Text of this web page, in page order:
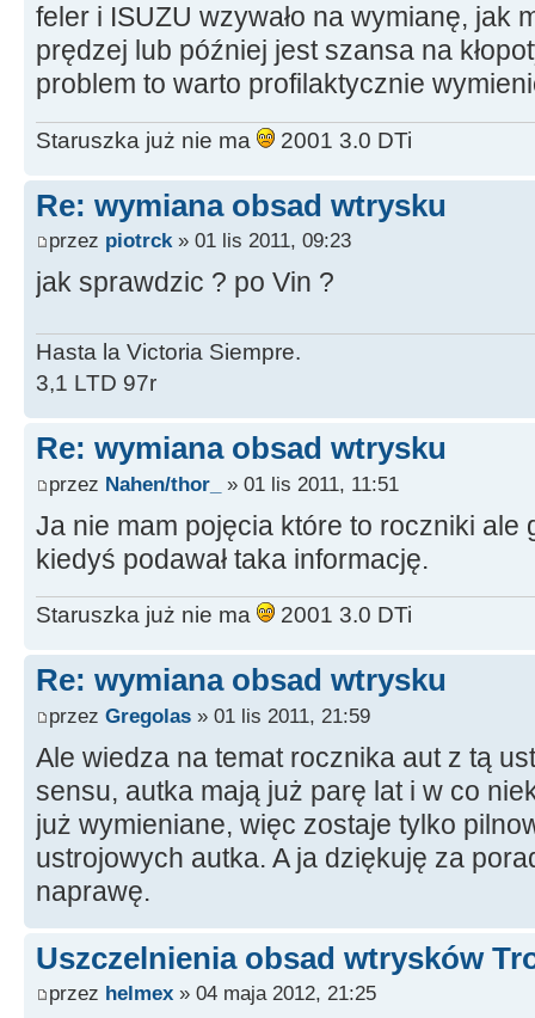
feler i ISUZU wzywało na wymianę, jak
prędzej lub później jest szansa na
problem to warto profilaktycznie
Staruszka już nie ma 2001 3.0 DTi
Re: wymiana obsad wtrysku
przez piotrck» 01 lis 2011, 09:23
jak sprawdzic ? po Vin ?
Hasta la Victoria Siempre.
3,1 LTD 97r
Re: wymiana obsad wtrysku
przez Nahen/thor_ » 01 lis 2011, 11:51
Ja nie mam pojęcia które to roczniki ale
kiedyś podawał taka informację.
Staruszka już nie ma 2001 3.0 DTi
Re: wymiana obsad wtrysku
przez Gregolas » 01 lis 2011, 21:59
Ale wiedza na temat rocznika aut z tą
sensu, autka mają już parę lat i w co
już wymieniane, więc zostaje tylko
ustrojowych autka. A ja dziękuję za
naprawę.
Uszczelnienia obsad wtrysków
przez helmex » 04 maja 2012, 21:25